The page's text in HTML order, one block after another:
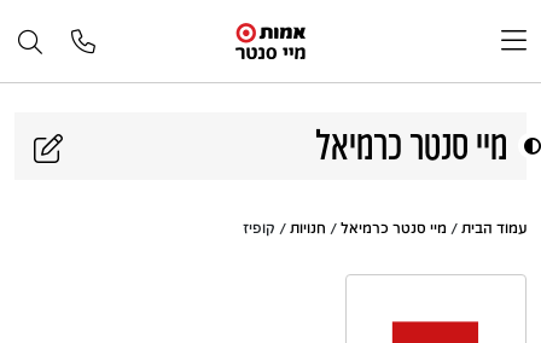
מיי סנטר כרמיאל
עמוד הבית / מיי סנטר כרמיאל / חנויות / קופיז